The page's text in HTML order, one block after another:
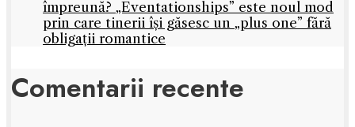
împreună? „Eventationships” este noul mod
prin care tinerii își găsesc un „plus one” fără
obligații romantice
Comentarii recente